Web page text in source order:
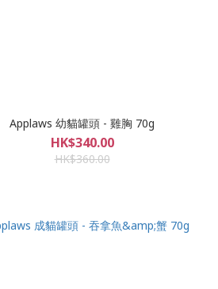
Applaws 幼貓罐頭 - 雞胸 70g
HK$340.00
HK$360.00